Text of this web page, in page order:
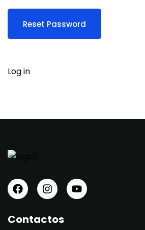
Log in
Contactos